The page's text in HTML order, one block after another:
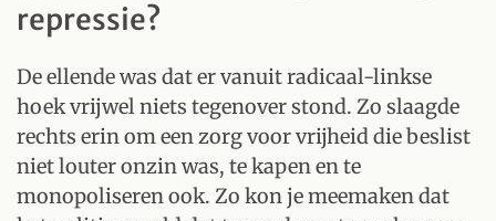
repressie?
De ellende was dat er vanuit radicaal-linkse
hoek vrijwel niets tegenover stond. Zo slaagde
rechts erin om een zorg voor vrijheid die beslist
niet louter onzin was, te kapen en te
monopoliseren ook. Zo kon je meemaken dat